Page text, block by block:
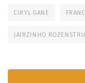
CIRYL GANE
JAIRZINHO